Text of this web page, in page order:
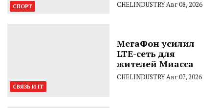
СПОРТ CHELINDUSTRYАвг 08, 2026
СВЯЗЬ И IT
МегаФон усилил
LTE-сеть для
жителей Миасса
CHELINDUSTRYАвг 07, 2026